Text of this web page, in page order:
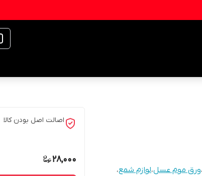
،ورق موم عسل،لوازم شمع،
اصالت اصل بودن کالا
28,000